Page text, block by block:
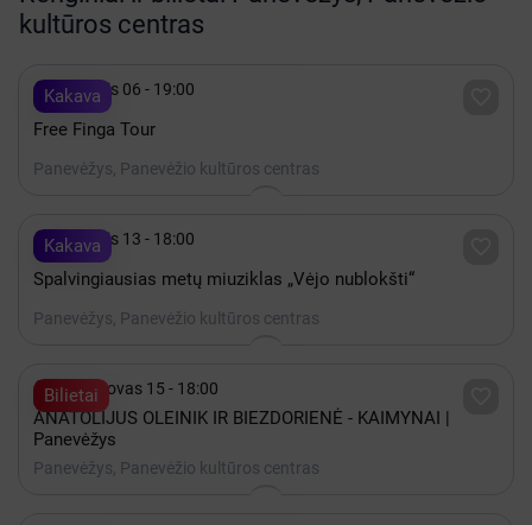
kultūros centras
Kakava
 Lapkritis 06 - 19:00
Free Finga Tour
Panevėžys, Panevėžio kultūros centras
Kakava
 Lapkritis 13 - 18:00
Spalvingiausias metų miuziklas „Vėjo nublokšti“
Panevėžys, Panevėžio kultūros centras
Bilietai
 2027 Kovas 15 - 18:00
ANATOLIJUS OLEINIK IR BIEZDORIENĖ - KAIMYNAI |
Panevėžys
Panevėžys, Panevėžio kultūros centras